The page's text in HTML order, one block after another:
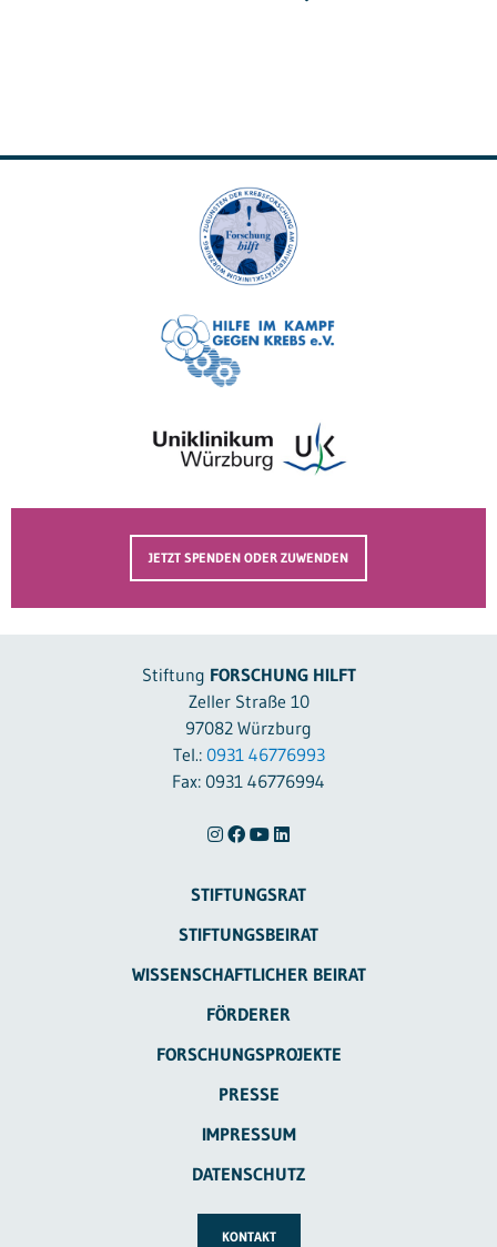
JETZT SPENDEN ODER ZUWENDEN
Stiftung FORSCHUNG HILFT
Zeller Straße 10
97082 Würzburg
Tel.: 0931 46776993
Fax: 0931 46776994
STIFTUNGSRAT
STIFTUNGSBEIRAT
WISSENSCHAFTLICHER BEIRAT
FÖRDERER
FORSCHUNGSPROJEKTE
PRESSE
IMPRESSUM
DATENSCHUTZ
KONTAKT